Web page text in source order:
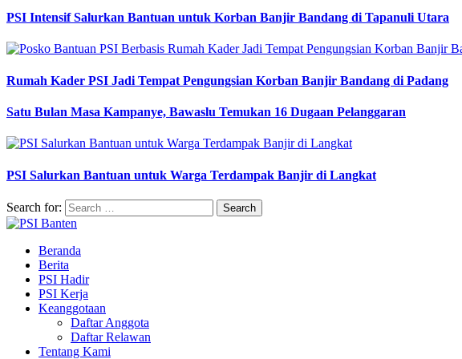
PSI Intensif Salurkan Bantuan untuk Korban Banjir Bandang di Tapanuli Utara
Rumah Kader PSI Jadi Tempat Pengungsian Korban Banjir Bandang di Padang
Satu Bulan Masa Kampanye, Bawaslu Temukan 16 Dugaan Pelanggaran
PSI Salurkan Bantuan untuk Warga Terdampak Banjir di Langkat
Search for:
Beranda
Berita
PSI Hadir
PSI Kerja
Keanggotaan
Daftar Anggota
Daftar Relawan
Tentang Kami